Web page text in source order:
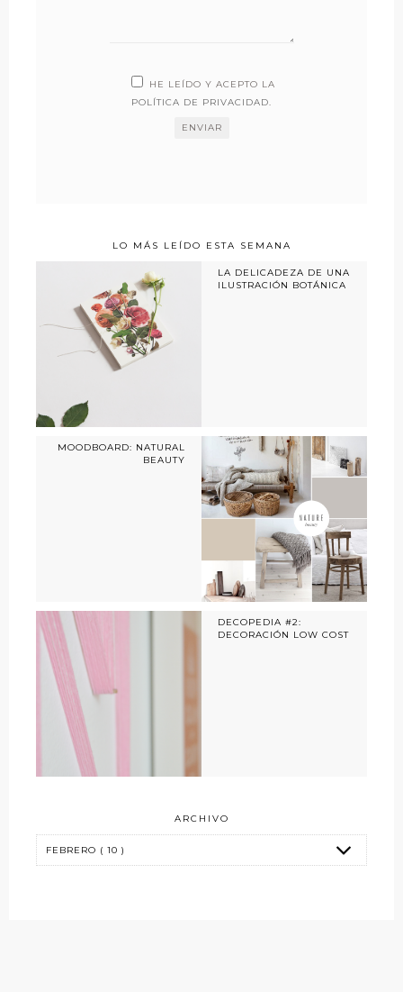
HE LEÍDO Y ACEPTO LA
POLÍTICA DE PRIVACIDAD.
LO MÁS LEÍDO ESTA SEMANA
LA DELICADEZA DE UNA
ILUSTRACIÓN BOTÁNICA
MOODBOARD: NATURAL
BEAUTY
DECOPEDIA #2:
DECORACIÓN LOW COST
ARCHIVO